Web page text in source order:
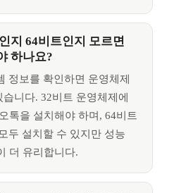
지 64비트인지 모르면
하나요?
정보를 확인하면 운영체제
니다. 32비트 운영체제에
톡을 설치해야 하며, 64비트
두 설치할 수 있지만 성능
더 유리합니다.